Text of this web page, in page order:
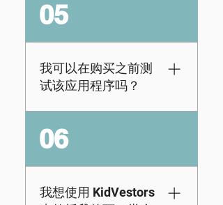
across browsers
such as Google
Chrome, Safari, and
Firefox.
因此我们尝试尽可能
一！我们目前支持 28
种语言（未来还会有
拉伯加泰罗尼亚语中
国人捷克语丹麦语荷
兰语英语芬兰法语
（加拿大和法国）德
语印地语冰岛语意大
05
我可以在购买之前测
试该应用程序吗？
当然可以！我们提供7
天免费试用选项，学
是，在免费试用期结
06
我想使用 KidVestors